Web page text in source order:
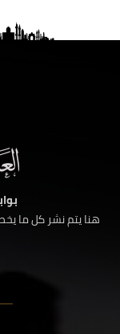
هنا يتم نشر كل ما